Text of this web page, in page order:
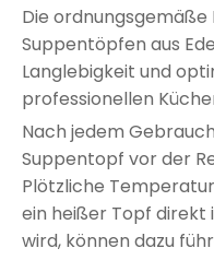
Die ordnungsgemäße
Suppentöpfen aus
Langlebigkeit und
professionellen
Nach jedem
Suppentopf vor der
Plötzliche
ein heißer Topf direkt
wird, können dazu